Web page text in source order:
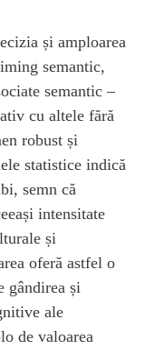
și amploarea
semantic,
semantic –
cu altele fără
robust și
statistice indică
semn că
intensitate
și
oferă astfel o
gândirea și
ale
de valoarea